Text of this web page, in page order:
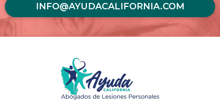
INFO@AYUDACALIFORNIA.COM